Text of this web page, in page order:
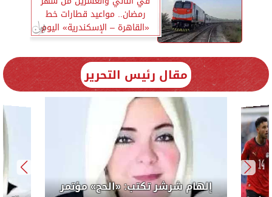
رمضان.. مواعيد قطارات خط
«القاهرة – الإسكندرية» اليوم
الخميس
مقال رئيس التحرير